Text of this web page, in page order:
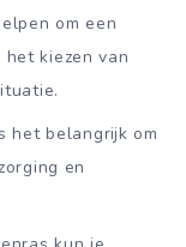
om een
kiezen van
het belangrijk om
en